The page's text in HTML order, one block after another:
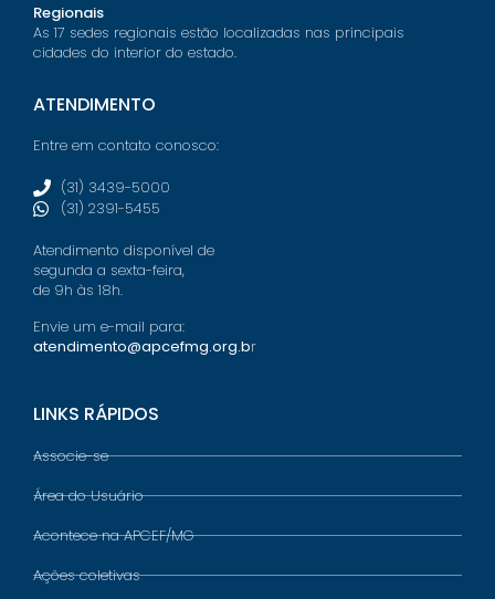
Regionais
As 17 sedes regionais estão localizadas nas principais
cidades do interior do estado.
ATENDIMENTO
Entre em contato conosco:
(31) 3439-5000
(31) 2391-5455
Atendimento disponível de
segunda a sexta-feira,
de 9h às 18h.
Envie um e-mail para:
atendimento@apcefmg.org.br
LINKS RÁPIDOS
Associe-se
Área do Usuário
Acontece na APCEF/MG
Ações coletivas